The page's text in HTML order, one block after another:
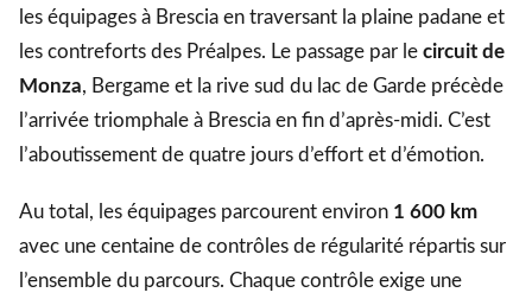
les équipages à Brescia en traversant la plaine padane et
les contreforts des Préalpes. Le passage par le circuit de
Monza, Bergame et la rive sud du lac de Garde précède
l’arrivée triomphale à Brescia en fin d’après-midi. C’est
l’aboutissement de quatre jours d’effort et d’émotion.
Au total, les équipages parcourent environ 1 600 km
avec une centaine de contrôles de régularité répartis sur
l’ensemble du parcours. Chaque contrôle exige une